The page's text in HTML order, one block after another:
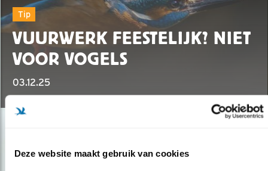
Deze website maakt gebruik van cookies
Tip
VUURWERK FEESTELIJK? NIET
VOOR VOGELS
03.12.25